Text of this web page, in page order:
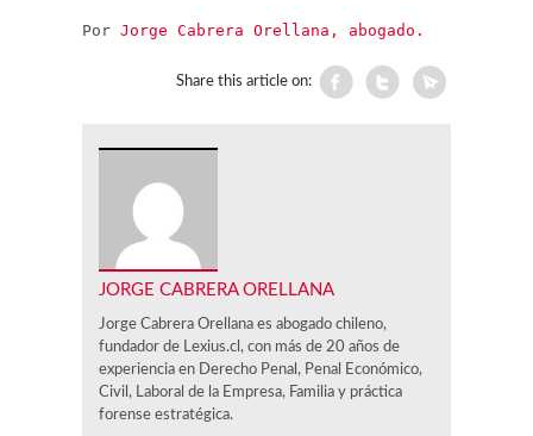
Por Jorge Cabrera Orellana, abogado.
Share this article on:
JORGE CABRERA ORELLANA
Jorge Cabrera Orellana es abogado chileno,
fundador de Lexius.cl, con más de 20 años de
experiencia en Derecho Penal, Penal Económico,
Civil, Laboral de la Empresa, Familia y práctica
forense estratégica.